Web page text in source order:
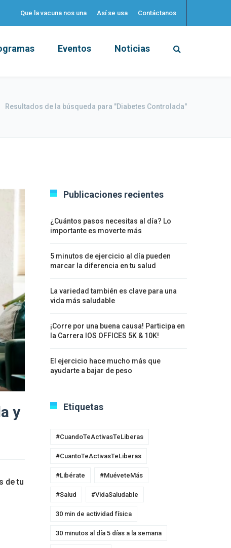
Que la vacuna nos una Así se usa Contáctanos
Eventos Noticias
Resultados de la búsqueda para "Diabetes Controlada"
y
de tu
Publicaciones recientes
¿Cuántos pasos necesitas al día? Lo
importante es moverte más
5 minutos de ejercicio al día pueden
marcar la diferencia en tu salud
La variedad también es clave para una
vida más saludable
¡Corre por una buena causa! Participa en
la Carrera IOS OFFICES 5K & 10K!
El ejercicio hace mucho más que
ayudarte a bajar de peso
Etiquetas
#CuandoTeActivasTeLiberas
#CuantoTeActivasTeLiberas
#Libérate #MuéveteMás
#Salud #VidaSaludable
30 min de actividad física
30 minutos al día 5 días a la semana